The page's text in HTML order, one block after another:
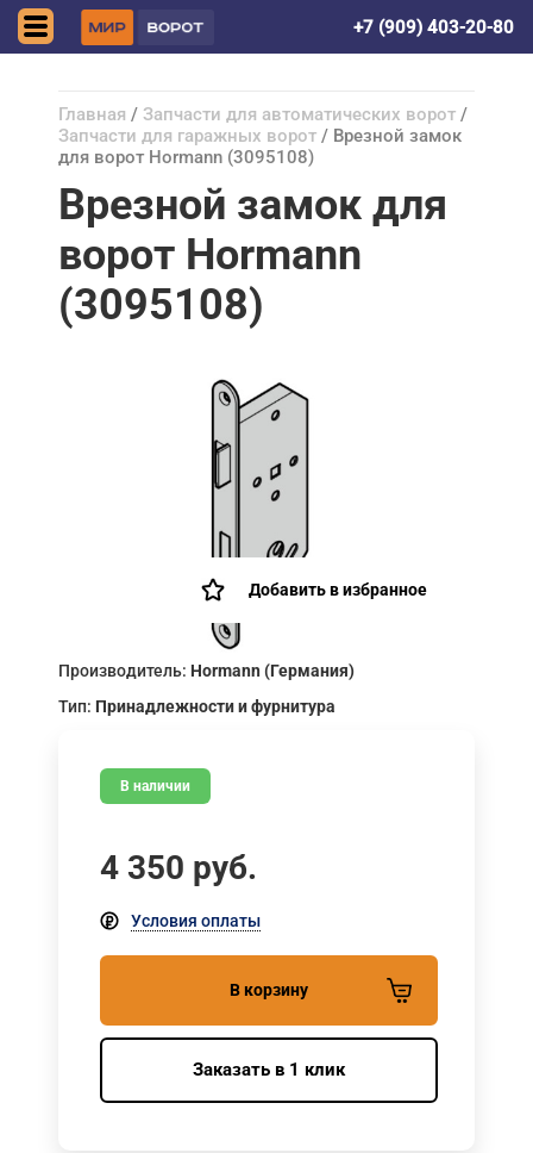
+7 (909) 403-20-80
Главная / Запчасти для автоматических ворот /
Запчасти для гаражных ворот / Врезной замок
для ворот Hormann (3095108)
Врезной замок для
ворот Hormann
(3095108)
Добавить в избранное
Производитель: Hormann (Германия)
Тип: Принадлежности и фурнитура
В наличии
4 350 руб.
Условия оплаты
В корзину
Заказать в 1 клик